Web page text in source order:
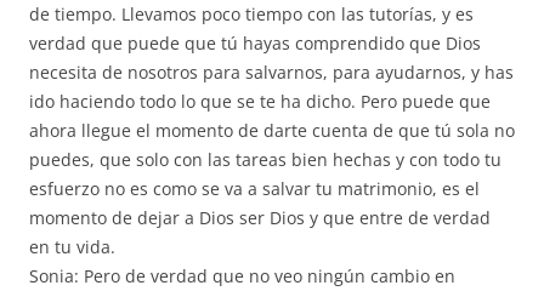
de tiempo. Llevamos poco tiempo con las tutorías, y es
verdad que puede que tú hayas comprendido que Dios
necesita de nosotros para salvarnos, para ayudarnos, y has
ido haciendo todo lo que se te ha dicho. Pero puede que
ahora llegue el momento de darte cuenta de que tú sola no
puedes, que solo con las tareas bien hechas y con todo tu
esfuerzo no es como se va a salvar tu matrimonio, es el
momento de dejar a Dios ser Dios y que entre de verdad
en tu vida.
Sonia: Pero de verdad que no veo ningún cambio en